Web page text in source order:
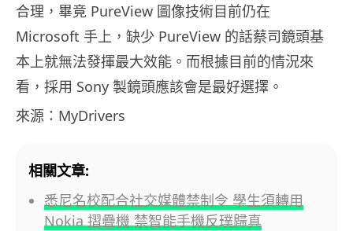
合理，畢竟 PureView 圖像技術目前仍在
Microsoft 手上，缺少 PureView 的話蔡司鏡頭基
本上就無法發揮最大效能。而根據目前的情況來
看，採用 Sony 製鏡頭應該會是最好選擇。
來源：MyDrivers
相關文章:
悉尼名校配合社交媒體禁制令 學生須轉用
Nokia 摺疊機 禁智能手機反璞歸真